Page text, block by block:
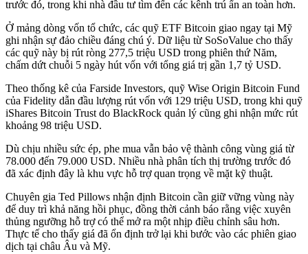
trước đó, trong khi nhà đầu tư tìm đến các kênh trú ẩn an toàn hơn.
Ở mảng dòng vốn tổ chức, các quỹ ETF Bitcoin giao ngay tại Mỹ
ghi nhận sự đảo chiều đáng chú ý. Dữ liệu từ SoSoValue cho thấy
các quỹ này bị rút ròng 277,5 triệu USD trong phiên thứ Năm,
chấm dứt chuỗi 5 ngày hút vốn với tổng giá trị gần 1,7 tỷ USD.
Theo thống kê của Farside Investors, quỹ Wise Origin Bitcoin Fund
của Fidelity dẫn đầu lượng rút vốn với 129 triệu USD, trong khi quỹ
iShares Bitcoin Trust do BlackRock quản lý cũng ghi nhận mức rút
khoảng 98 triệu USD.
Dù chịu nhiều sức ép, phe mua vẫn bảo vệ thành công vùng giá từ
78.000 đến 79.000 USD. Nhiều nhà phân tích thị trường trước đó
đã xác định đây là khu vực hỗ trợ quan trọng về mặt kỹ thuật.
Chuyên gia Ted Pillows nhận định Bitcoin cần giữ vững vùng này
để duy trì khả năng hồi phục, đồng thời cảnh báo rằng việc xuyên
thủng ngưỡng hỗ trợ có thể mở ra một nhịp điều chỉnh sâu hơn.
Thực tế cho thấy giá đã ổn định trở lại khi bước vào các phiên giao
dịch tại châu Âu và Mỹ.